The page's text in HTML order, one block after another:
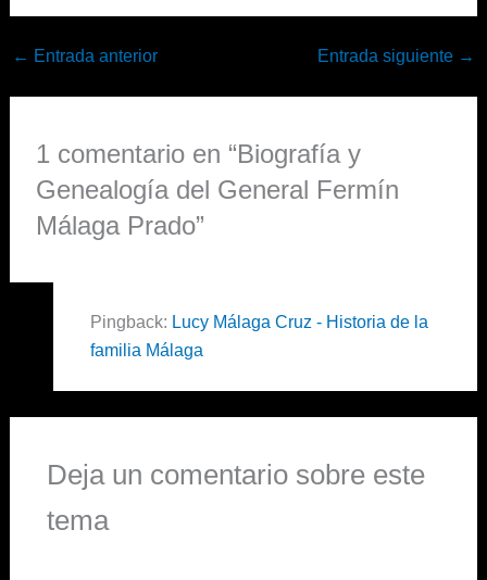
← Entrada anterior Entrada siguiente →
1 comentario en “Biografía y
Genealogía del General Fermín
Málaga Prado”
Pingback: Lucy Málaga Cruz - Historia de la
familia Málaga
Deja un comentario sobre este
tema